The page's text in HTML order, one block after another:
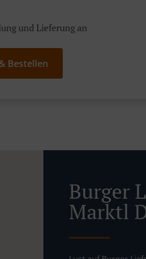
und Lieferung an
Bestellen
Burger
Marktl